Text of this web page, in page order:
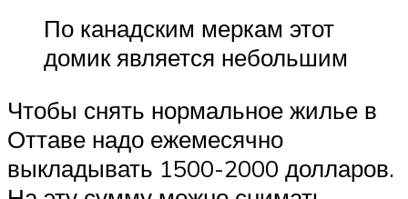
По канадским меркам этот
домик является небольшим
Чтобы снять нормальное жилье в
Оттаве надо ежемесячно
выкладывать 1500-2000 долларов.